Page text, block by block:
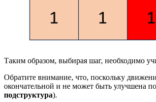
Таким образом, выбирая шаг, необходимо
Обратите внимание, что, поскольку
окончательной и не может быть улучшена
подструктура).